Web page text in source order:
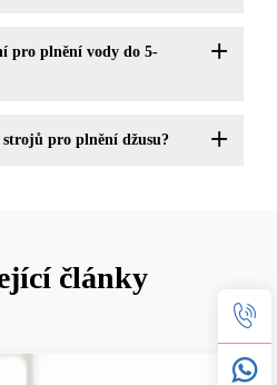
pro plnění vody do 5-
pro plnění džusu?
články